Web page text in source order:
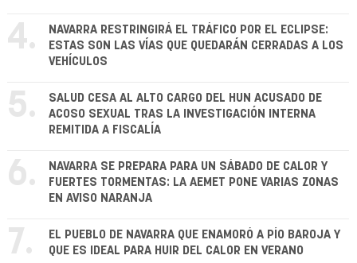
4.
NAVARRA RESTRINGIRÁ EL TRÁFICO POR EL ECLIPSE:
ESTAS SON LAS VÍAS QUE QUEDARÁN CERRADAS A LOS
VEHÍCULOS
5.
SALUD CESA AL ALTO CARGO DEL HUN ACUSADO DE
ACOSO SEXUAL TRAS LA INVESTIGACIÓN INTERNA
REMITIDA A FISCALÍA
6.
NAVARRA SE PREPARA PARA UN SÁBADO DE CALOR Y
FUERTES TORMENTAS: LA AEMET PONE VARIAS ZONAS
EN AVISO NARANJA
7.
EL PUEBLO DE NAVARRA QUE ENAMORÓ A PÍO BAROJA Y
QUE ES IDEAL PARA HUIR DEL CALOR EN VERANO